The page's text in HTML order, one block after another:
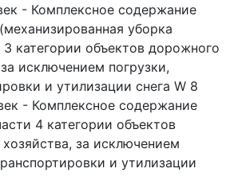
- Комплексное содержание
уборка
категории объектов дорожного
исключением погрузки,
и утилизации снега W 8
- Комплексное содержание
4 категории объектов
за исключением
и утилизации